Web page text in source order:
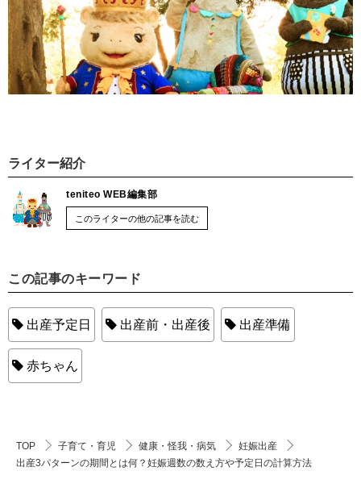
ライター紹介
teniteo WEB編集部
このライターの他の記事を読む
この記事のキーワード
出産予定日 出産前・出産後 出産準備
赤ちゃん
TOP 子育て・育児 健康・怪我・病気
妊娠出産
出産3パターンの期間とは何？妊娠週数の数え方や予定日の計算方法